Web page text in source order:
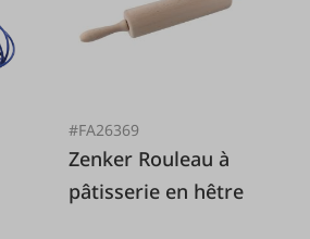
#FA26369
Zenker Rouleau à
pâtisserie en hêtre